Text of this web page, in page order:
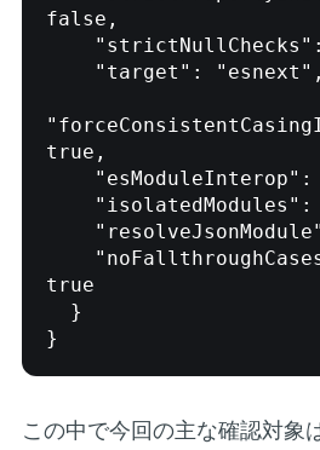
false,
true,
true
}
この中で今回の主な確認対象